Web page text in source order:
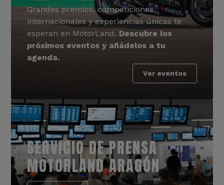
Grandes premios, competiciones
internacionales y experiencias únicas te
esperan en MotorLand. Descubre los
próximos eventos y añádelos a tu
agenda.
Ver eventos
SERVICIO DE PRENSA
MOTORLAND ARAGÓN